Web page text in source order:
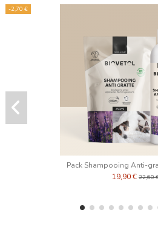
-2,70 €
Pack Shampooing Anti-
19,90 € 22,60